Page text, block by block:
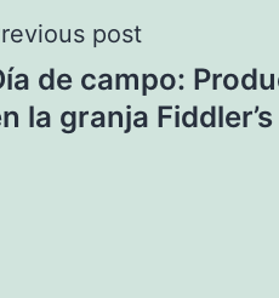
post
de campo:
la granja